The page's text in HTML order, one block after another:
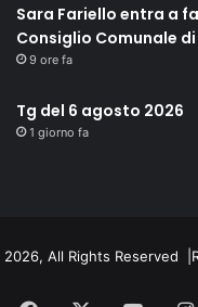
Sara Fariello entra a
Consiglio Comunale di
9 ore fa
Tg del 6 agosto 2026
1 giorno fa
All Rights Reserved |